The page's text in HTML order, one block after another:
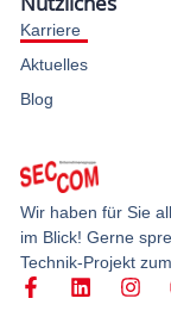
Wir haben für Sie
im Blick! Gerne
Technik-Projekt
Karriere
Aktuelles
Blog